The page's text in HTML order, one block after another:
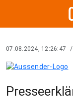
07.08.2024, 12:26:47 /